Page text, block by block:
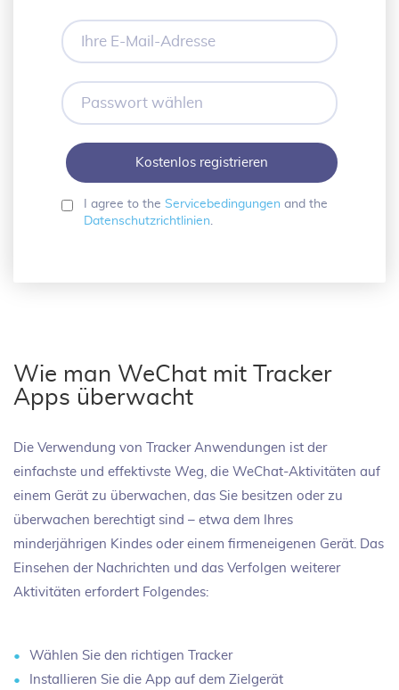
Ihre
E-
Mail-
Adresse
Passwort
wählen
I agree to the Servicebedingungenand the
Datenschutzrichtlinien.
Wie man WeChat mit Tracker
Apps überwacht
Die Verwendung von Tracker Anwendungen ist der
einfachste und effektivste Weg, die WeChat-Aktivitäten auf
einem Gerät zu überwachen, das Sie besitzen oder zu
überwachen berechtigt sind – etwa dem Ihres
minderjährigen Kindes oder einem firmeneigenen Gerät. Das
Einsehen der Nachrichten und das Verfolgen weiterer
Aktivitäten erfordert Folgendes:
Wählen Sie den richtigen Tracker
Installieren Sie die App auf dem Zielgerät